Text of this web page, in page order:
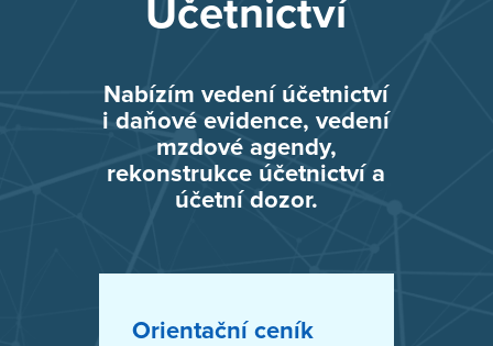
Účetnictví
Nabízím vedení účetnictví
i daňové evidence, vedení
mzdové agendy,
rekonstrukce účetnictví a
účetní dozor.
Orientační ceník